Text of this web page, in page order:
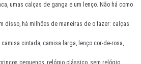
umas calças de ganga e um lenço. Não há como
disso, há milhões de maneiras de o fazer: calças
cintada, camisa larga, lenço cor-de-rosa,
pequenos, relógio clássico, sem relógio,